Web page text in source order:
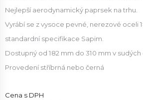
Nejlepší aerodynamický paprsek na trhu.
Vyrábí se z vysoce pevné, nerezové oceli
standardní specifikace Sapim.
Dostupný od 182 mm do 310 mm v sudých
Provedení stříbrná nebo černá
Cena s DPH